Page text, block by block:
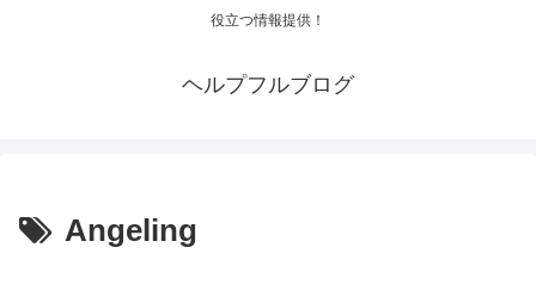
役立つ情報提供！
ヘルプフルブログ
Angeling